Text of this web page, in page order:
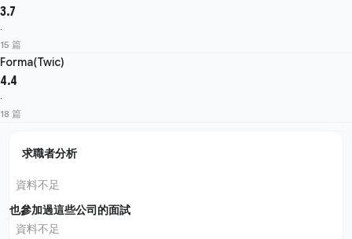
3.7
·
15 篇
Forma(Twic)
4.4
·
18 篇
求職者分析
資料不足
也參加過這些公司的面試
資料不足